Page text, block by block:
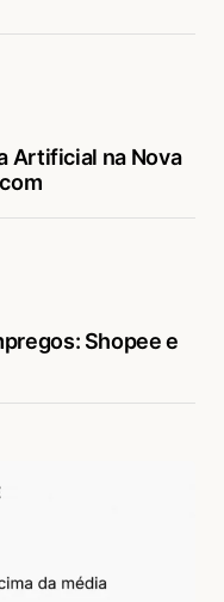
Artificial na Nova
Shopee e